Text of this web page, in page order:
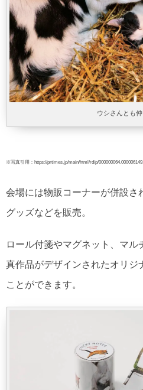
ウシさんとも
※写真引用：https://prtimes.jp/main/html/rd/p/
会場には物販コーナーが併設さ
グッズなどを販売。
ロール付箋やマグネット、マル
真作品がデザインされたオリジ
ことができます。